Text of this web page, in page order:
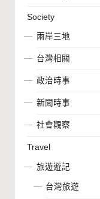
Society
兩岸三地
台灣相關
政治時事
新聞時事
社會觀察
Travel
旅遊遊記
台灣旅遊